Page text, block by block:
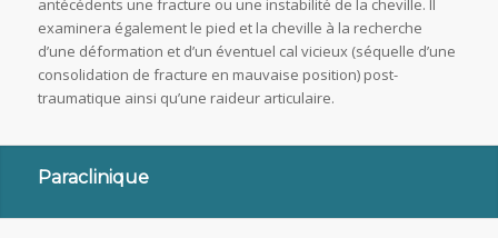
antécédents une fracture ou une instabilité de la cheville. Il
examinera également le pied et la cheville à la recherche
d’une déformation et d’un éventuel cal vicieux (séquelle d’une
consolidation de fracture en mauvaise position) post-
traumatique ainsi qu’une raideur articulaire.
Paraclinique